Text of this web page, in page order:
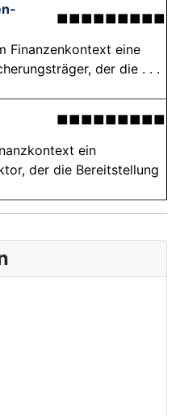
■■■■■■■■■
Finanzenkontext eine
der die . . .
■■■■■■■■■
ein
der die Bereitstellung